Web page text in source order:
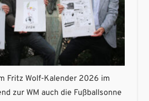
Fritz Wolf-Kalender 2026 im
zur WM auch die Fußballsonne